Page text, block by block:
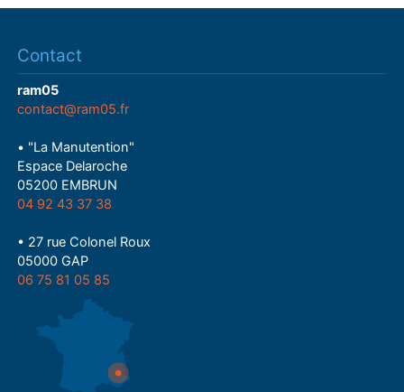
Contact
ram05
contact@ram05.fr
• "La Manutention"
Espace Delaroche
05200 EMBRUN
04 92 43 37 38
• 27 rue Colonel Roux
05000 GAP
06 75 81 05 85